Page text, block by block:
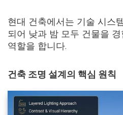
현대 건축에서는 기술 시스
되어 낮과 밤 모두 건물을
역할을 합니다.
건축 조명 설계의 핵심 원칙